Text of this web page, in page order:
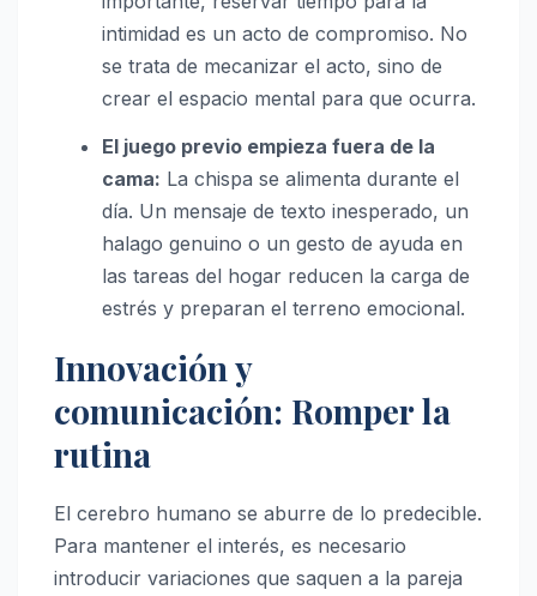
intimidad es un acto de compromiso. No
se trata de mecanizar el acto, sino de
crear el espacio mental para que ocurra.
El juego previo empieza fuera de la
cama: La chispa se alimenta durante el
día. Un mensaje de texto inesperado, un
halago genuino o un gesto de ayuda en
las tareas del hogar reducen la carga de
estrés y preparan el terreno emocional.
Innovación y
comunicación: Romper la
rutina
El cerebro humano se aburre de lo predecible.
Para mantener el interés, es necesario
introducir variaciones que saquen a la pareja